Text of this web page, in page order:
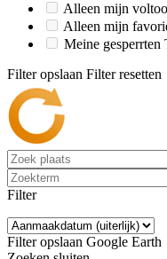
Alleen mijn
Alleen mijn
Meine gesperrten
Filter opslaan Filter resetten
Filter
Filter opslaan Google Earth